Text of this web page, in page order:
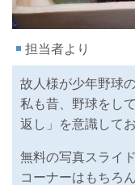
担当者より
故人様が少年野球
私も昔、野球をし
返し」を意識して
無料の写真スライ
コーナーはもちろ